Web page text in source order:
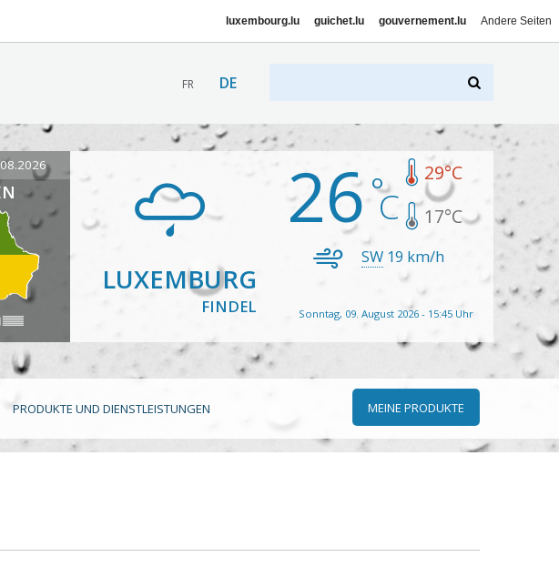
luxembourg.lu guichet.lu gouvernement.lu Andere Seiten
FR DE
LUXEMBURG
FINDEL
26 29°C
17°C
SW 19 km/h
Sonntag, 09. August 2026 - 15:45 Uhr
PRODUKTE UND DIENSTLEISTUNGEN MEINE PRODUKTE